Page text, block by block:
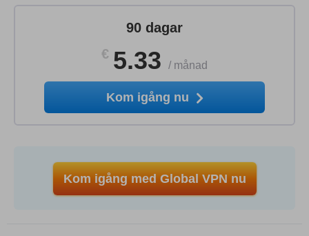
90 dagar
€ 5.33 / månad
Kom igång nu
Kom igång med Global VPN nu